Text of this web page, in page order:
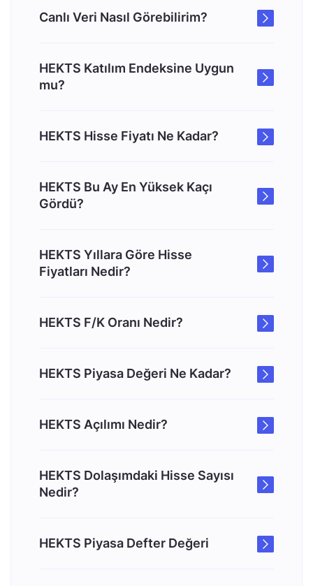
Canlı Veri Nasıl Görebilirim?
HEKTS Katılım Endeksine Uygun
mu?
HEKTS Hisse Fiyatı Ne Kadar?
HEKTS Bu Ay En Yüksek Kaçı
Gördü?
HEKTS Yıllara Göre Hisse
Fiyatları Nedir?
HEKTS F/K Oranı Nedir?
HEKTS Piyasa Değeri Ne Kadar?
HEKTS Açılımı Nedir?
HEKTS Dolaşımdaki Hisse Sayısı
Nedir?
HEKTS Piyasa Defter Değeri